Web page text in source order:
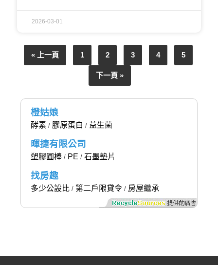
2026-03-01
« 上一頁 1 2 3 4 5
下一頁 »
橙姑娘
酵素/ 膠原蛋白 / 益生菌
暉捷有限公司
塑膠圓棒/ PE / 石墨墊片
找房趣
多少公設比/ 第二戶限貸令/ 房屋繼承